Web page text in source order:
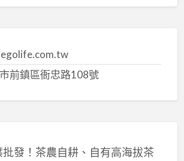
前鎮區衙忠路108號
批發！茶農自耕、自有高海拔茶